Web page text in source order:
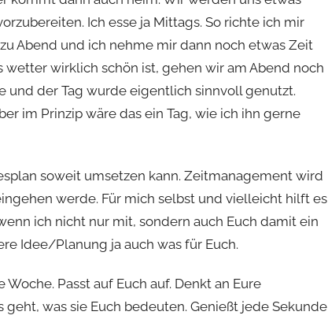
Ich esse ja Mittags. So richte ich mir
Abend und ich nehme mir dann noch etwas Zeit
wetter wirklich schön ist, gehen wir am Abend noch
und der Tag wurde eigentlich sinnvoll genutzt.
im Prinzip wäre das ein Tag, wie ich ihn gerne
soweit umsetzen kann. Zeitmanagement wird
werde. Für mich selbst und vielleicht hilft es
ich nicht nur mit, sondern auch Euch damit ein
Idee/Planung ja auch was für Euch.
Passt auf Euch auf. Denkt an Eure
was sie Euch bedeuten. Genießt jede Sekunde